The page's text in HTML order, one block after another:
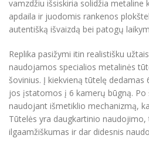
vamzdžiu išsiskiria solidžia metaline
apdaila ir juodomis rankenos
autentišką išvaizdą bei patogų
Replika pasižymi itin realistišku
naudojamos specialios metalinės
šovinius. Į kiekvieną tūtelę
jos įstatomos į 6 kamerų būgną.
naudojant išmetiklio mechanizmą,
Tūtelės yra daugkartinio
ilgaamžiškumas ir dar didesnis